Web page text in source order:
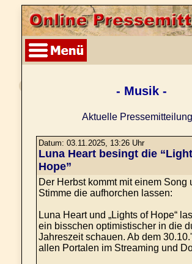
- Musik -
Aktuelle Pressemitteilung
Datum: 03.11.2025, 13:26 Uhr
Luna Heart besingt die
Hope”
Der Herbst kommt mit einem Song
Stimme die aufhorchen lassen:
Luna Heart und „Lights of Hope“
ein bisschen optimistischer in die
Jahreszeit schauen. Ab dem
allen Portalen im Streaming und